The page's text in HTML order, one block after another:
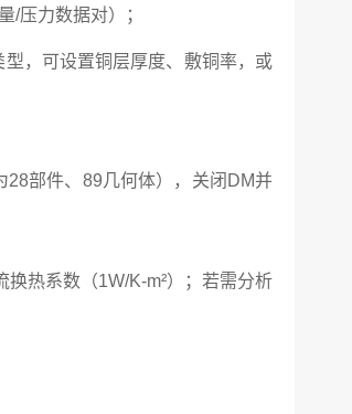
/压力数据对）；
，可设置铜层厚度、敷铜率，或
部件、89几何体），关闭DM并
热系数（1W/K-m²）；若需分析